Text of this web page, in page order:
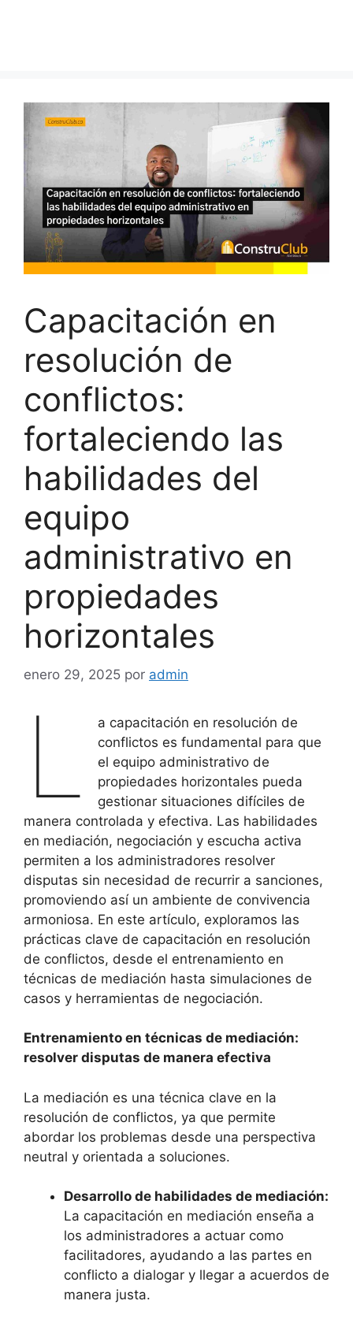
Capacitación en
resolución de
conflictos:
fortaleciendo las
habilidades del
equipo
administrativo en
propiedades
horizontales
enero 29, 2025 por admin
L
a capacitación en resolución de
conflictos es fundamental para que
el equipo administrativo de
propiedades horizontales pueda
gestionar situaciones difíciles de
manera controlada y efectiva. Las habilidades
en mediación, negociación y escucha activa
permiten a los administradores resolver
disputas sin necesidad de recurrir a sanciones,
promoviendo así un ambiente de convivencia
armoniosa. En este artículo, exploramos las
prácticas clave de capacitación en resolución
de conflictos, desde el entrenamiento en
técnicas de mediación hasta simulaciones de
casos y herramientas de negociación.
Entrenamiento en técnicas de mediación:
resolver disputas de manera efectiva
La mediación es una técnica clave en la
resolución de conflictos, ya que permite
abordar los problemas desde una perspectiva
neutral y orientada a soluciones.
Desarrollo de habilidades de mediación:
La capacitación en mediación enseña a
los administradores a actuar como
facilitadores, ayudando a las partes en
conflicto a dialogar y llegar a acuerdos de
manera justa.